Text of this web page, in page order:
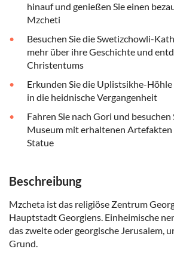
hinauf und genießen Sie einen
Mzcheti
Besuchen Sie die Swetizchowli-
mehr über ihre Geschichte und
Christentums
Erkunden Sie die Uplistsikhe-Höhle
in die heidnische Vergangenheit
Fahren Sie nach Gori und besuchen
Museum mit erhaltenen Artefakten
Statue
Beschreibung
Mzcheta ist das religiöse Zentrum
Hauptstadt Georgiens. Einheimische
das zweite oder georgische Jerusalem,
Grund.